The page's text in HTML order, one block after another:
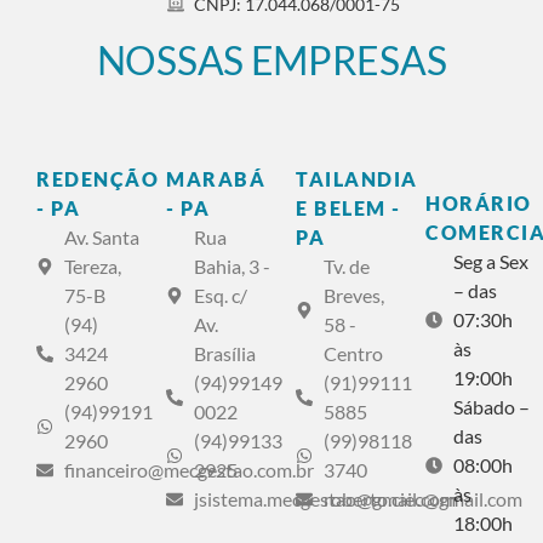
CNPJ: 17.044.068/0001-75
NOSSAS EMPRESAS
REDENÇÃO
- PA
Av. Santa
Tereza,
75-B
(94)
3424
2960
(94)99191
2960
financeiro@mecgestao.com.br
MARABÁ
- PA
Rua
Bahia, 3 -
Esq. c/
Av.
Brasília
(94)99149
0022
(94)99133
2925
jsistema.mecgestao@gmail.com
TAILANDIA
E BELEM -
PA
Tv. de
Breves,
58 -
Centro
(91)99111
5885
(99)98118
3740
roberto.ciec@gmail.com
HORÁRIO
Seg a Sex
– das
07:30h
às
19:00h
Sábado –
das
08:00h
às
18:00h